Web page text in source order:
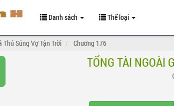
Danh sách Thể loại
Thú Sủng Vợ Tận Trời Chương 176
TỔNG TÀI NGOÀI